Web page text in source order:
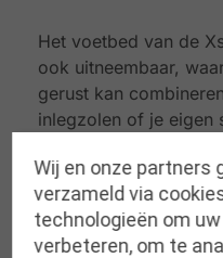
Het voetbed van de
ook uitneembaar,
gerust kan
inlegzolen of je eigen
Wist je dat deze
van stretchleder aan
schoenen door
Wij en onze partners
verzameld via
technologieën om
verbeteren, om te